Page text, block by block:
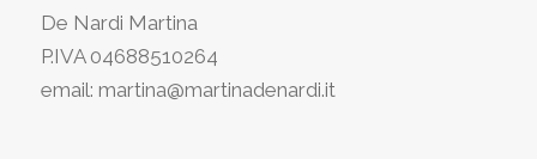
De Nardi Martina
P.IVA 04688510264
email: martina@martinadenardi.it